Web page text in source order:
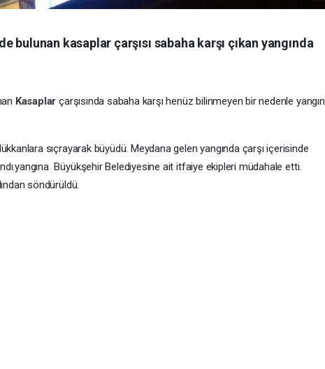
bulunan kasaplar çarşısı sabaha karşı çıkan yangında
Kasaplarçarşısında sabaha karşı henüz bilinmeyen bir nedenle yangın
sıçrayarak büyüdü. Meydana gelen yangında çarşı içerisinde
Büyükşehir Belediyesine ait itfaiye ekipleri müdahale etti.
söndürüldü.